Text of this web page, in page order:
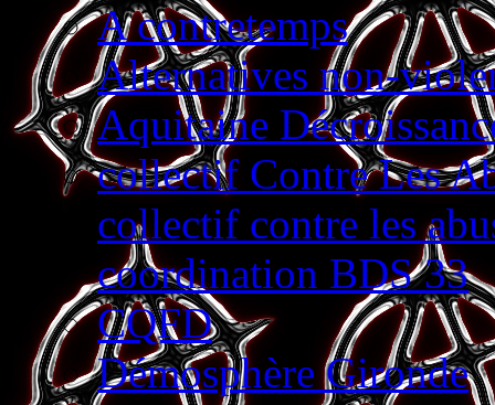
A contretemps
Alternatives non-
Aquitaine
collectif Contre Les
collectif contre les
coordination BDS 33
CQFD
Démosphère Gironde